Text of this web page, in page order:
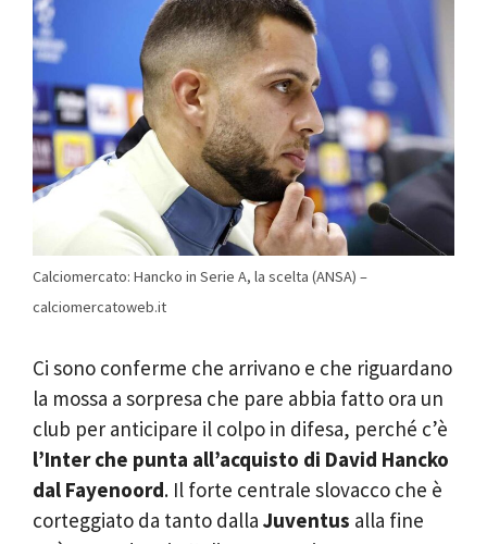
Calciomercato: Hancko in Serie A, la scelta (ANSA) –
calciomercatoweb.it
Ci sono conferme che arrivano e che riguardano
la mossa a sorpresa che pare abbia fatto ora un
club per anticipare il colpo in difesa, perché c’è
l’Inter che punta all’acquisto di David Hancko
dal Fayenoord. Il forte centrale slovacco che è
corteggiato da tanto dalla Juventus alla fine